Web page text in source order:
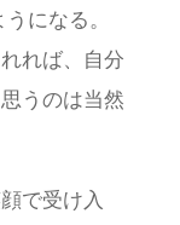
になる。
れば、自分
うのは当然
で受け入